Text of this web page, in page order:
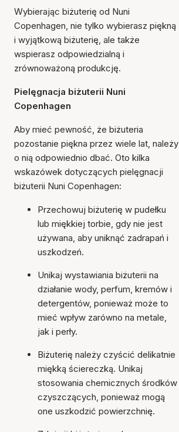
Wybierając biżuterię od Nuni
Copenhagen, nie tylko wybierasz piękną
i wyjątkową biżuterię, ale także
wspierasz odpowiedzialną i
zrównoważoną produkcję.
Pielęgnacja biżuterii Nuni
Copenhagen
Aby mieć pewność, że biżuteria
pozostanie piękna przez wiele lat, należy
o nią odpowiednio dbać. Oto kilka
wskazówek dotyczących pielęgnacji
biżuterii Nuni Copenhagen:
Przechowuj biżuterię w pudełku
lub miękkiej torbie, gdy nie jest
używana, aby uniknąć zadrapań i
uszkodzeń.
Unikaj wystawiania biżuterii na
działanie wody, perfum, kremów i
detergentów, ponieważ może to
mieć wpływ zarówno na metale,
jak i perły.
Biżuterię należy czyścić delikatnie
miękką ściereczką. Unikaj
stosowania chemicznych środków
czyszczących, ponieważ mogą
one uszkodzić powierzchnię.